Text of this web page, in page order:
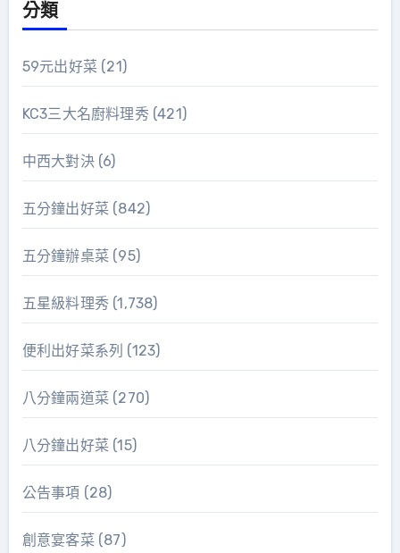
分類
59元出好菜 (21)
KC3三大名廚料理秀(421)
中西大對決(6)
五分鐘出好菜 (842)
五分鐘辦桌菜 (95)
五星級料理秀(1,738)
便利出好菜系列 (123)
八分鐘兩道菜 (270)
八分鐘出好菜 (15)
公告事項 (28)
創意宴客菜 (87)